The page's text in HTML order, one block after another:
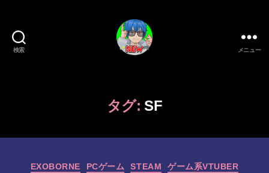
検索
ー
ム/
ジ
ッ
メニュー
タグ: SF
カ
EXOBORNE PCゲーム STEAM
ゲーム系VTUBER